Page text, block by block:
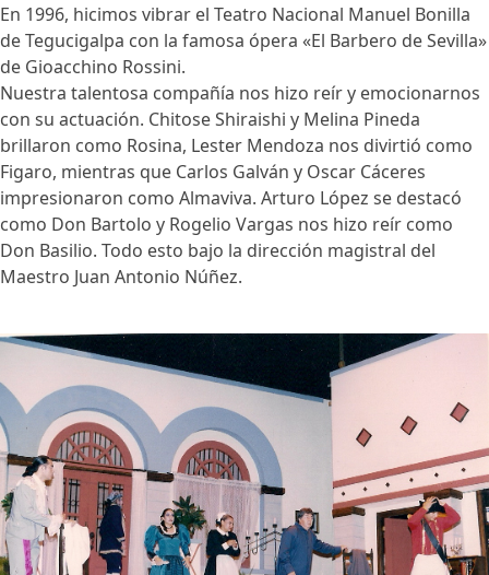
En 1996, hicimos vibrar el Teatro Nacional Manuel Bonilla
de Tegucigalpa con la famosa ópera «El Barbero de Sevilla»
de Gioacchino Rossini.
Nuestra talentosa compañía nos hizo reír y emocionarnos
con su actuación. Chitose Shiraishi y Melina Pineda
brillaron como Rosina, Lester Mendoza nos divirtió como
Figaro, mientras que Carlos Galván y Oscar Cáceres
impresionaron como Almaviva. Arturo López se destacó
como Don Bartolo y Rogelio Vargas nos hizo reír como
Don Basilio. Todo esto bajo la dirección magistral del
Maestro Juan Antonio Núñez.